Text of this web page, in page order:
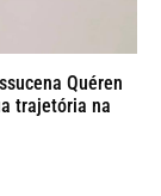
Quéren
trajetória na